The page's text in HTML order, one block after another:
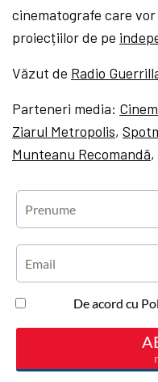
cinematografe care
proiecțiilor de pe
Văzut de Radio
Parteneri media:
Ziarul Metropolis,
Munteanu Recomandă,